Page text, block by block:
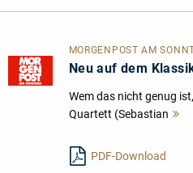
MORGENPOST AM
Neu auf dem
Wem das nicht genug
Quartett (Sebastian
PDF-Download